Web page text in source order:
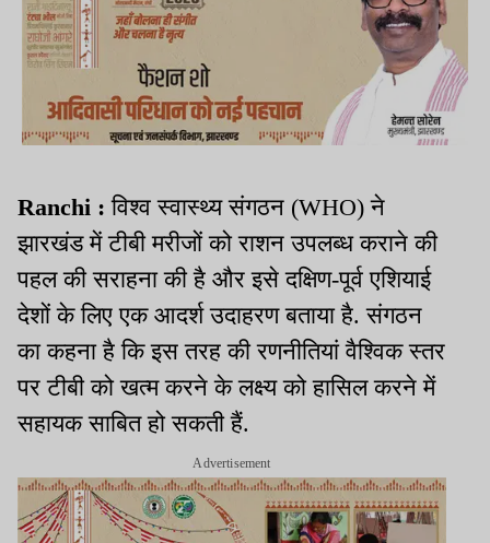
Ranchi : विश्व स्वास्थ्य संगठन (WHO) ने
झारखंड में टीबी मरीजों को राशन उपलब्ध कराने की
पहल की सराहना की है और इसे दक्षिण-पूर्व एशियाई
देशों के लिए एक आदर्श उदाहरण बताया है. संगठन
का कहना है कि इस तरह की रणनीतियां वैश्विक स्तर
पर टीबी को खत्म करने के लक्ष्य को हासिल करने में
सहायक साबित हो सकती हैं.
Advertisement